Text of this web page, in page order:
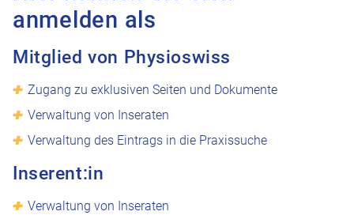
anmelden als
Mitglied von Physioswiss
Zugang zu exklusiven Seiten und Dokumente
Verwaltung von Inseraten
Verwaltung des Eintrags in die Praxissuche
Inserent:in
Verwaltung von Inseraten